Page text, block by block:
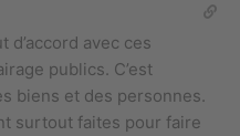
d’accord avec ces
publics. C’est
biens et des personnes.
surtout faites pour faire